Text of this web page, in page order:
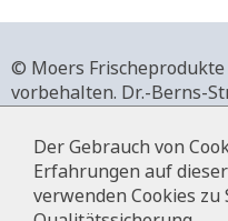
© Moers Frischeprodukte
vorbehalten. Dr.-Berns-
+49 2841 911-0,
Der Gebrauch von
Erfahrungen auf
verwenden Cookies